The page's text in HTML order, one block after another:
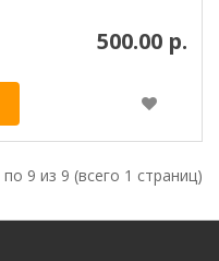
500.00 р.
9 из 9 (всего 1 страниц)